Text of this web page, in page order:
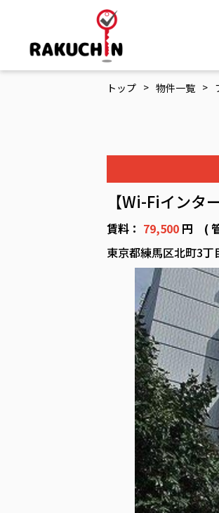
トップ > 物件一覧 >
【Wi-Fiイン
賃料： 79,500 円 (
東京都練馬区北町3丁